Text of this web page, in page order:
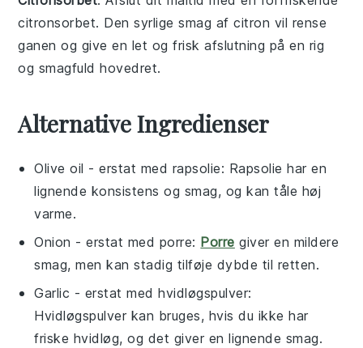
citronsorbet. Den syrlige smag afcitron vil rense
ganen og give en let og frisk afslutning på en rig
og smagfuldhovedret.
Alternative Ingredienser
Olive oil - erstat med rapsolie: Rapsolie har en
lignende konsistens og smag, og kan tåle høj
varme.
Onion - erstat med porre: Porre giver en mildere
smag, men kan stadig tilføje dybde til retten.
Garlic - erstat medhvidløgspulver:
Hvidløgspulver kan bruges, hvis du ikke har
friske hvidløg, og det giver en lignende smag.